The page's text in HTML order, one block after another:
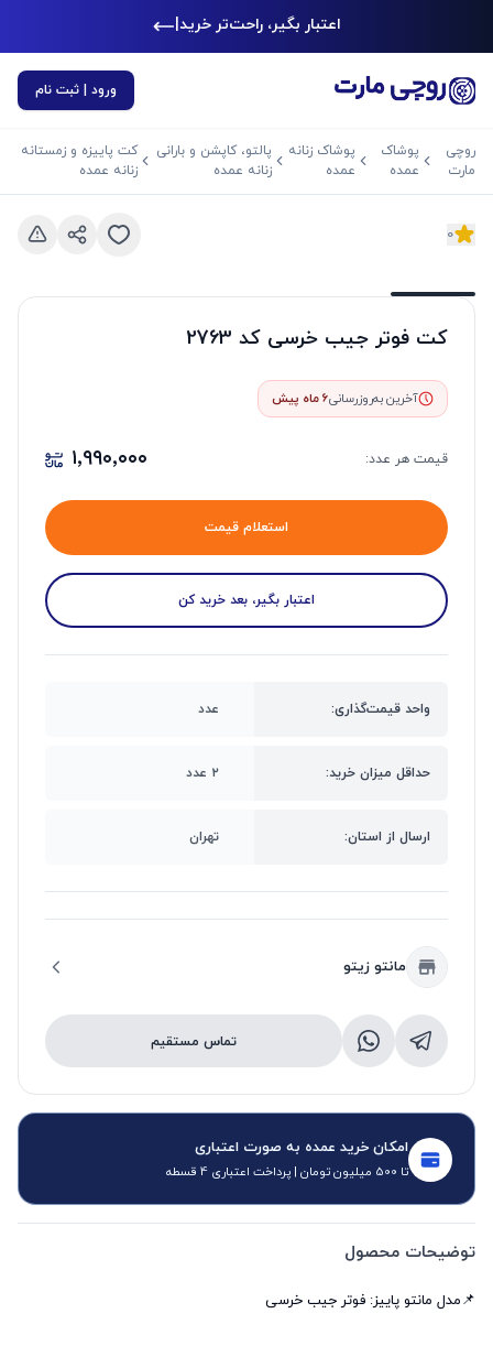
اعتبار بگیر، راحت‌تر خرید ک|
ورود | ثبت نام
روچی
مارت
پوشاک
عمده
پوشاک زنانه
عمده
پالتو، کاپشن و بارانی
زنانه عمده
کت پاییزه و زمستانه
زنانه عمده
0
کت فوتر جیب خرسی کد 2763
آخرین به‌روزرسانی6 ماه پیش
قیمت هر عدد: ۱٬۹۹۰٬۰۰۰
استعلام قیمت
اعتبار بگیر، بعد خرید کن
واحد قیمت‌گذاری: عدد
حداقل میزان خرید: ۲ عدد
ارسال از استان: تهران
مانتو زیتو
تماس مستقیم
امکان خرید عمده به صورت اعتباری
تا 500 میلیون تومان | پرداخت اعتباری 4 قسطه
توضیحات محصول